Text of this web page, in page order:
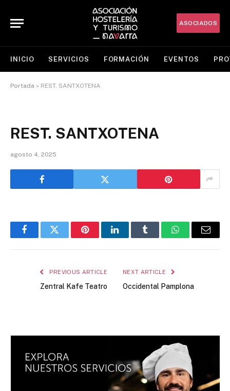
ASOCIADOS
INICIO SERVICIOS FORMACIÓN EVENTOS
Portada » REST. SANTXOTENA
REST. SANTXOTENA
agosto 4, 2025
FacebookTwitter PinterestLinkedInTumblr WhatsAppEmail
PREVIOUS ARTICLE
Zentral Kafe Teatro
NEXT ARTICLE
Occidental Pamplona